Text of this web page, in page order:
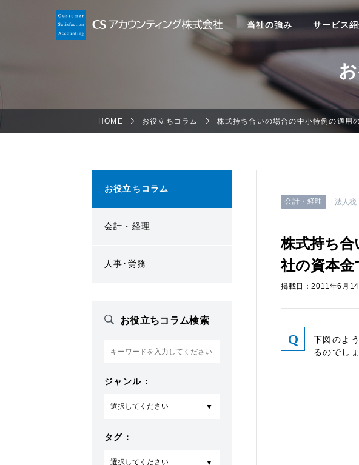
当社の強み サービス
HOME お役立ちコラム 株式持ち合いの場合の中小特例の適用
お役立ちコラム
会計・経理
人事･労務
お役立ちコラム検索
ジャンル：
タグ：
会計・経理 法人税
株式持ち
社の資本
掲載日：2011年6月14
下図のよ
るのでし